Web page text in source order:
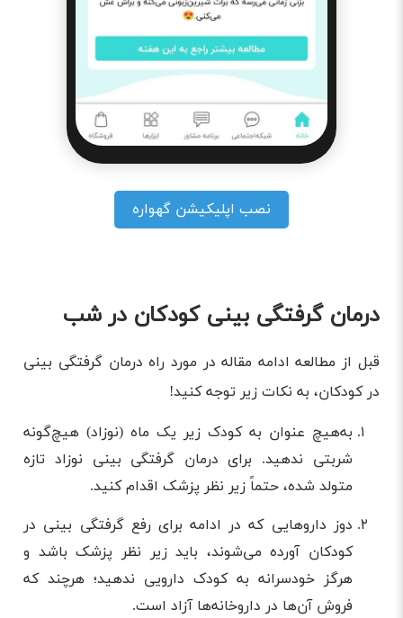
نصب اپلیکیشن گهواره
درمان گرفتگی بینی کودکان در شب
قبل از مطالعه ادامه مقاله در مورد راه درمان گرفتگی بینی
در کودکان، به نکات زیر توجه کنید!
به‌هیچ عنوان به کودک زیر یک ماه (نوزاد) هیچ‌گونه
شربتی ندهید. برای درمان گرفتگی بینی نوزاد تازه
متولد شده، حتماً زیر نظر پزشک اقدام کنید.
دوز دارو‌هایی که در ادامه برای رفع گرفتگی بینی در
کودکان آورده می‌شوند، باید زیر نظر پزشک باشد و
هرگز خودسرانه به کودک دارویی ندهید؛ هرچند که
فروش آن‌ها در دارو‌خانه‌ها آزاد است.